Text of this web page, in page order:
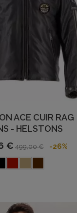
ACE CUIR RAG
- HELSTONS
€ 499,00 € -26%